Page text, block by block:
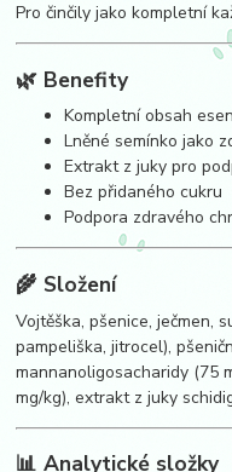
Pro činčily jako kompletní
🌿 Benefity
Kompletní obsah
Lněné semínko jako
Extrakt z juky pro
Bez přidaného cukru
Podpora zdravého
🌾 Složení
Vojtěška, pšenice, ječmen,
pampeliška, jitrocel),
mannanoligosacharidy (75
mg/kg), extrakt z juky
📊 Analytické složky